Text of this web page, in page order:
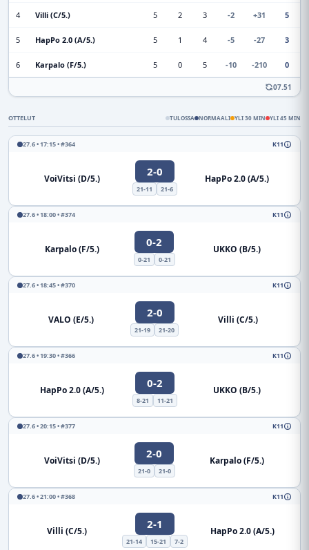
OTTELUT TULOSSA NORMAALI YLI 30 MIN YLI 45 MIN
27.6 • 17:15 • #364 K11
VoiVitsi (D/5.) 2-0
21-11 21-6
HapPo 2.0 (A/5.)
27.6 • 18:00 • #374 K11
Karpalo (F/5.) 0-2
0-21 0-21
UKKO (B/5.)
27.6 • 18:45 • #370 K11
VALO (E/5.) 2-0
21-19 21-20
Villi (C/5.)
27.6 • 19:30 • #366 K11
HapPo 2.0 (A/5.) 0-2
8-21 11-21
UKKO (B/5.)
27.6 • 20:15 • #377 K11
VoiVitsi (D/5.) 2-0
21-0 21-0
Karpalo (F/5.)
27.6 • 21:00 • #368 K11
Villi (C/5.) 2-1
21-14 15-21 7-2
HapPo 2.0 (A/5.)
4 Villi (C/5.) 5 2 3 -2 +31 5
5 HapPo 2.0 (A/5.) 5 1 4 -5 -27 3
6 Karpalo (F/5.) 5 0 5 -10 -210 0
07.51